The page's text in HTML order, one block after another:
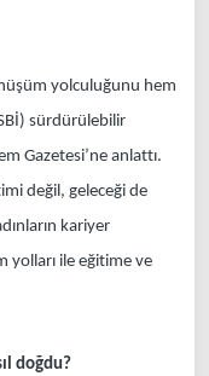
yolculuğunu hem
sürdürülebilir
Gazetesi’ne anlattı.
değil, geleceği de
kariyer
yolları ile eğitime ve
doğdu?